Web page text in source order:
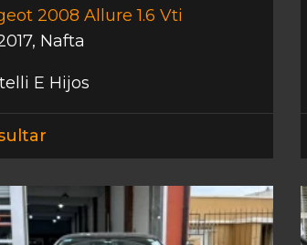
2008 Allure 1.6 Vti
, Nafta
E Hijos